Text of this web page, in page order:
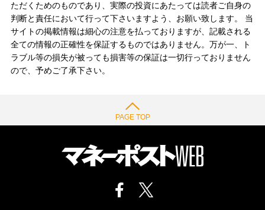
ただくためのものであり、実際の投資にあたっては読者ご自身の
判断と責任において行って下さいますよう、お願い致します。 当
サイトの掲載情報は細心の注意を払っておりますが、記載される
全ての情報の正確性を保証するものではありません。万が一、ト
ラブル等の損失が被っても損害等の保証は一切行っておりません
ので、予めご了承下さい。
PAGE TOP